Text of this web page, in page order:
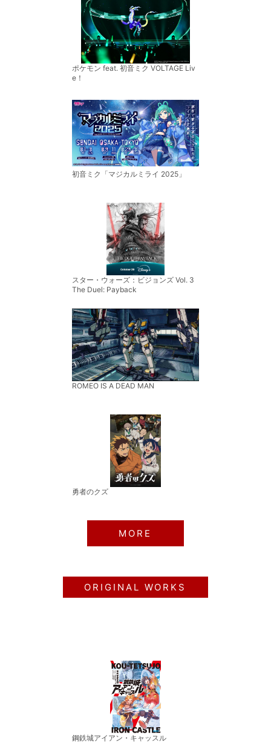
ポケモン feat. 初音ミク VOLTAGE Liv
e！
初音ミク「マジカルミライ 2025」
スター・ウォーズ：ビジョンズ Vol. 3
The Duel: Payback
ROMEO IS A DEAD MAN
勇者のクズ
MORE
ORIGINAL WORKS
鋼鉄城アイアン・キャッスル